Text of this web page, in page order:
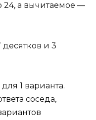
24, а вычитаемое —
и 3
1 варианта.
соседа,